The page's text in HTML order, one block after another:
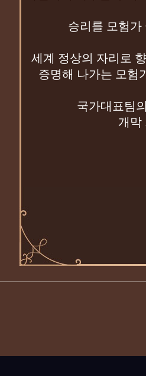
승리를 모험가
세계 정상의 자리로
증명해 나가는 모험
국가대표팀
개막